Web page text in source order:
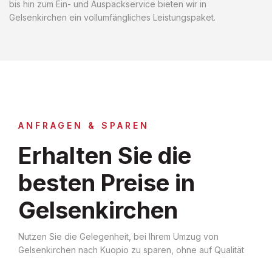
bis hin zum Ein- und Auspackservice bieten wir in
Gelsenkirchen ein vollumfängliches Leistungspaket.
ANFRAGEN & SPAREN
Erhalten Sie die
besten Preise in
Gelsenkirchen
Nutzen Sie die Gelegenheit, bei Ihrem Umzug von
Gelsenkirchen nach Kuopio zu sparen, ohne auf Qualität